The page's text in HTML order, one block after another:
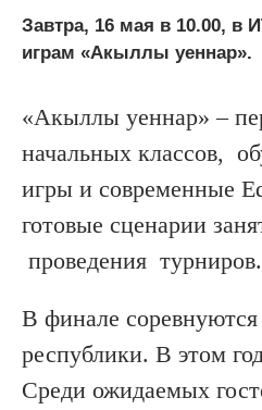
Завтра, 16 мая в 10.00, в
играм «Акыллы уеннар».
«Акыллы уеннар» –
начальных классов,
игры и современные
готовые сценарии
проведения турниров.
В финале
республики. В этом
Среди ожидаемых